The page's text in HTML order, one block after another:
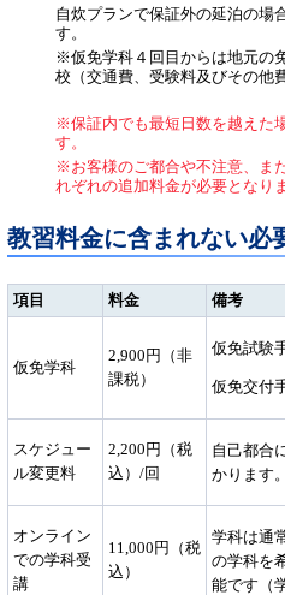
自炊プランで保証外の延泊の場
す。
※仮免学科４回目からは地元の
校（交通費、受験料及びその他
※保証内でも最短日数を越えた
す。
※お客様のご都合や不注意、ま
れぞれの追加料金が必要となり
教習料金に含まれない必
項目 料金 備考
仮免学科
2,900円（非
課税）
仮免試験
仮免交付
スケジュー
ル変更料
2,200円（税
込）/回
自己都合
かります。
オンライン
での学科受
講
11,000円（税
込）
学科は通
の学科を
能です（